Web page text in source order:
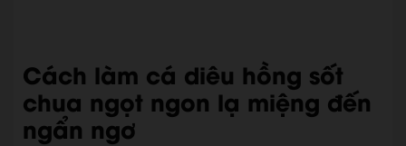
Cách làm cá diêu hồng sốt
chua ngọt ngon lạ miệng đến
ngẩn ngơ